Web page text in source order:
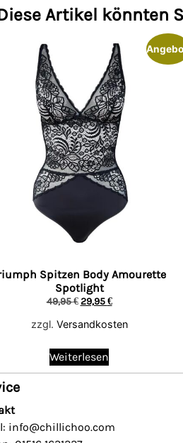
Artikel könnten
Spitzen Body Amourette
Spotlight
49,95€ 29,95€
zzgl. Versandkosten
Weiterlesen
info@chillichoo.com